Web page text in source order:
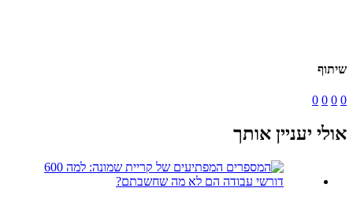
שיתוף
0
0
0
0
אולי יעניין אותך